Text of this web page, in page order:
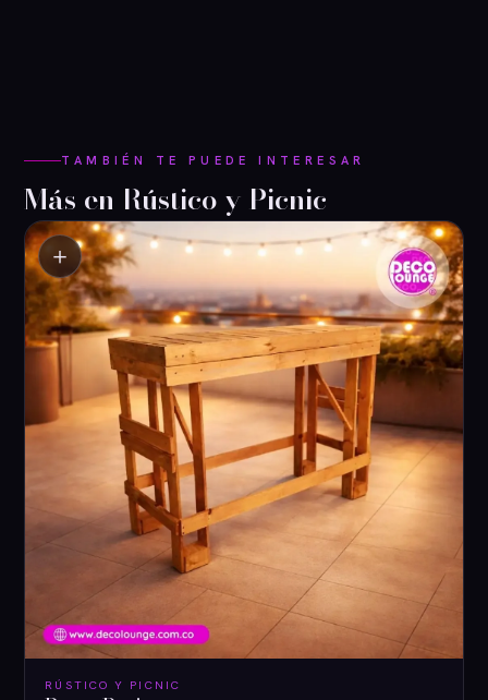
TAMBIÉN TE PUEDE INTERESAR
Más en Rústico y Picnic
RÚSTICO Y PICNIC
＋